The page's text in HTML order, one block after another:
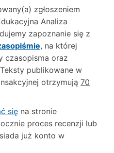
zgłoszeniem
Analiza
zapoznanie się z
, na której
czasopisma oraz
publikowane w
otrzymują 70
się na stronie
proces recenzji lub
już konto w